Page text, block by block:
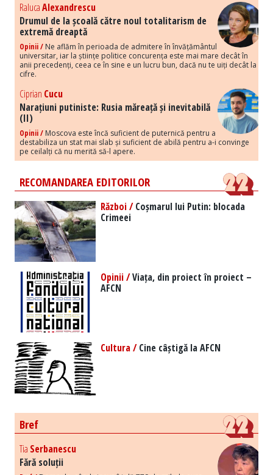
RalucaAlexandrescu
Drumul de la școală către noul totalitarism de
extremă dreaptă
Opinii / Ne aflăm în perioada de admitere în învățământul
universitar, iar la științe politice concurența este mai mare decât în
anii precedenți, ceea ce în sine e un lucru bun, dacă nu te uiți decât la
cifre.
Ciprian Cucu
Narațiuni putiniste: Rusia măreață și inevitabilă
(II)
Opinii / Moscova este încă suficient de puternică pentru a
destabiliza un stat mai slab și suficient de abilă pentru a-i convinge
pe ceilalți că nu merită să-l apere.
RECOMANDAREA EDITORILOR
Război /Coșmarul lui Putin: blocada
Crimeei
Opinii /Viața, din proiect în proiect –
AFCN
Cultura /Cine câștigă la AFCN
Bref
Tia Serbanescu
Fără soluții